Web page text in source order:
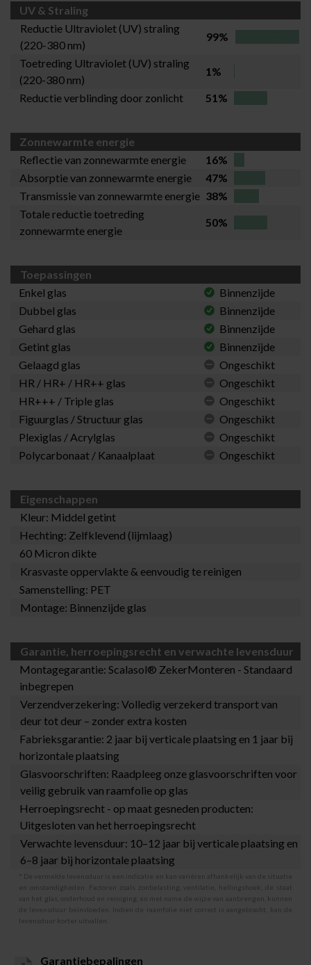
UV & Straling
Reductie Ultraviolet (UV) straling
(220-380 nm)
99%
Toetreding Ultraviolet (UV) straling
(220-380 nm)
1%
Reductie verblinding door zonlicht
51%
Zonnewarmte energie
Reflectie van zonnewarmte energie
16%
Absorptie van zonnewarmte energie
47%
Transmissie van zonnewarmte energie 38%
Totale reductie toetreding
zonnewarmte energie
50%
Toepassingen
Enkel glas
Binnenzijde
Dubbel glas
Binnenzijde
Gehard glas
Binnenzijde
Getint glas
Binnenzijde
Gelaagd glas
Ongeschikt
HR / HR+ / HR++ glas
Ongeschikt
HR+++ / Triple glas
Ongeschikt
Figuurglas / Structuur glas
Ongeschikt
Plexiglas / Acrylglas
Ongeschikt
Polycarbonaat / Kanaalplaat
Ongeschikt
Eigenschappen
Kleur: Middel getint
Hechting: Zelfklevend (lijmlaag)
60 Micron dikte
Krasvaste oppervlakte & eenvoudig te reinigen
Samenstelling: PET
Montage: Binnenzijde glas
Garantie, herroepingsrecht en verwachte levensduur
Montagegarantie: Scalasol® ZekerMonteren - Standaard
inbegrepen
Verzendverzekering: Volledig verzekerd transport van
deur tot deur – zonder extra kosten
Fabrieksgarantie: 2 jaar bij verticale plaatsing en 1 jaar bij
horizontale plaatsing
Glasvoorschriften: Raadpleeg onze glasvoorschriften voor
veilig gebruik van raamfolie op glas
Herroepingsrecht - op maat gesneden producten:
Uitgesloten van het herroepingsrecht
Verwachte levensduur: 10–12 jaar bij verticale plaatsing en
6–8 jaar bij horizontale plaatsing
* De vermelde levensduur is een indicatie en kan variëren afhankelijk van de situatie
en omstandigheden. Factoren zoals zonbelasting, ventilatie, hellingshoek, de staat
van het glas, onderhoud en reiniging, en met name de wijze van aanbrengen, kunnen
de levensduur beïnvloeden. Indien de raamfolie niet correct is aangebracht, kan de
levensduur korter uitvallen.
Garantiebepalingen